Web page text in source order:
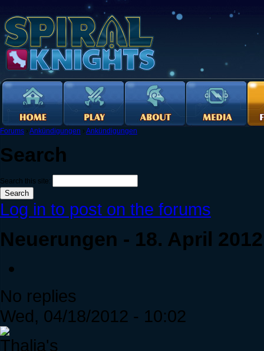
Forums › Ankündigungen › Ankündigungen
Search
Search this site:
Log in to post on the forums
Neuerungen - 18. April 2012
No replies
Wed, 04/18/2012 - 10:02